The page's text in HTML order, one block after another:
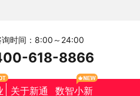
询时间：8:00～24:00
618-8866
关于新通 数智小新